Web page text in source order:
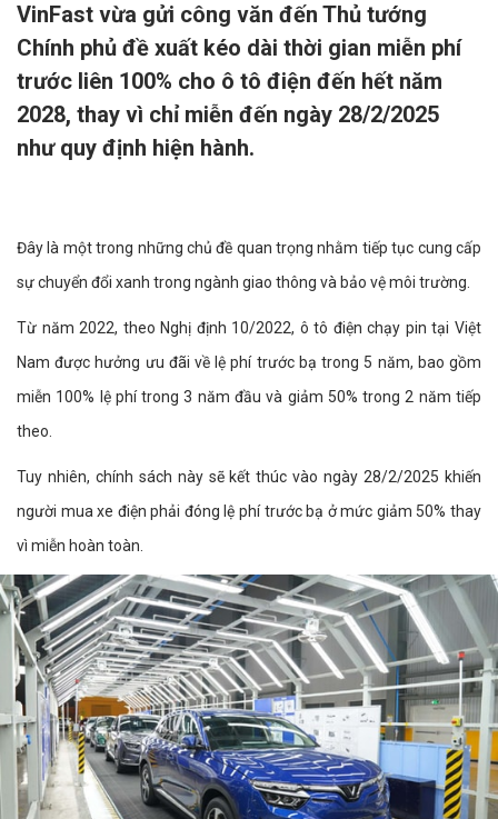
VinFast vừa gửi công văn đến Thủ tướng
Chính phủ đề xuất kéo dài thời gian miễn phí
trước liên 100% cho ô tô điện đến hết năm
2028, thay vì chỉ miễn đến ngày 28/2/2025
như quy định hiện hành.
Đây là một trong những chủ đề quan trọng nhằm tiếp tục cung cấp
sự chuyển đổi xanh trong ngành giao thông và bảo vệ môi trường.
Từ năm 2022, theo Nghị định 10/2022, ô tô điện chạy pin tại Việt
Nam được hưởng ưu đãi về lệ phí trước bạ trong 5 năm, bao gồm
miễn 100% lệ phí trong 3 năm đầu và giảm 50% trong 2 năm tiếp
theo.
Tuy nhiên, chính sách này sẽ kết thúc vào ngày 28/2/2025 khiến
người mua xe điện phải đóng lệ phí trước bạ ở mức giảm 50% thay
vì miễn hoàn toàn.